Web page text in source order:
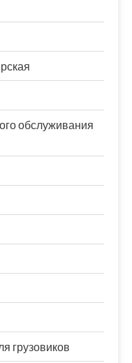
обслуживания
грузовиков